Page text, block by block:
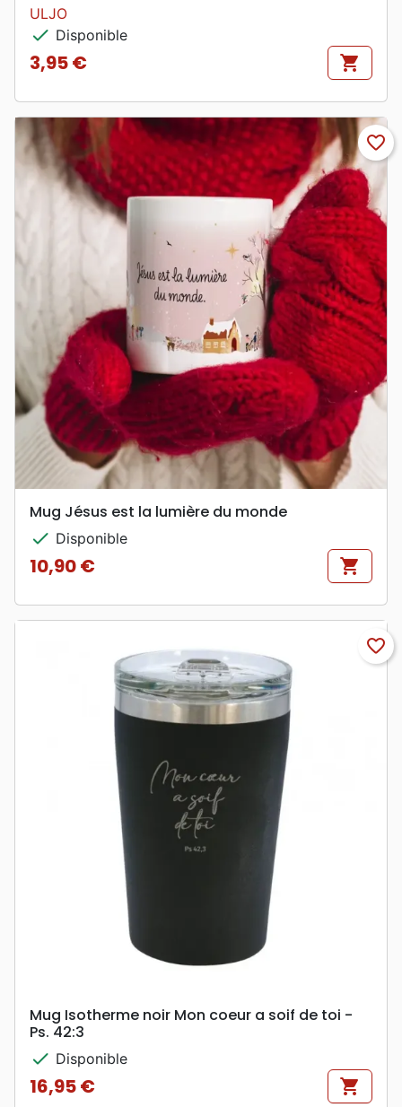
ULJO
check Disponible
Prix
3,95 € shopping_cart
favorite_border
Mug Jésus est la lumière du monde
check Disponible
Prix
10,90 € shopping_cart
favorite_border
Mug Isotherme noir Mon coeur a soif de toi -
Ps. 42:3
check Disponible
Prix
16,95 € shopping_cart